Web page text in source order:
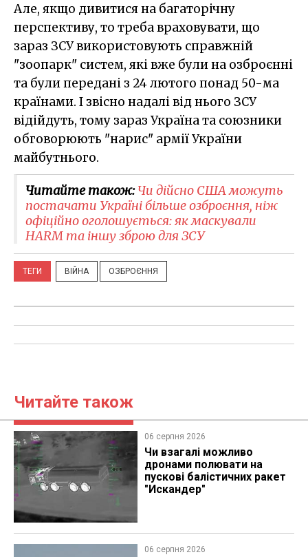
Але, якщо дивитися на багаторічну
перспективу, то треба враховувати, що
зараз ЗСУ використовують справжній
"зоопарк" систем, які вже були на озброєнні
та були передані з 24 лютого понад 50-ма
країнами. І звісно надалі від нього ЗСУ
відійдуть, тому зараз Україна та союзники
обговорюють "нарис" армії України
майбутнього.
Читайте також:Чи дійсно США можуть
постачати Україні більше озброєння, ніж
офіційно оголошується: як маскували
HARM та іншу зброю для ЗСУ
ТЕГИ ВІЙНА ОЗБРОЄННЯ
Читайте також
06 серпня 2026
Чи взагалі можливо
дронами полювати на
пускові балістичних ракет
"Искандер"
06 серпня 2026